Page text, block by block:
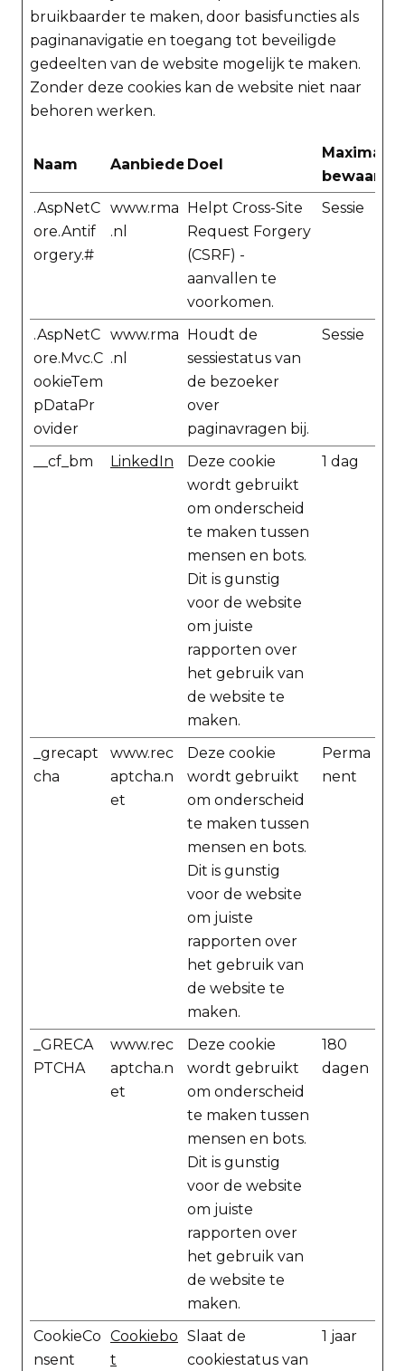
bruikbaarder te maken, door basisfuncties als
paginanavigatie en toegang tot beveiligde
gedeelten van de website mogelijk te maken.
Zonder deze cookies kan de website niet naar
behoren werken.
Naam AanbiederDoel
Maximale
.AspNetC
ore.Antif
orgery.#
www.rma
.nl
Helpt Cross-Site
Request Forgery
(CSRF) -
aanvallen te
voorkomen.
Sessie
.AspNetC
ore.Mvc.C
ookieTem
pDataPr
ovider
www.rma
.nl
Houdt de
sessiestatus van
de bezoeker
over
paginavragen bij.
Sessie
__cf_bm LinkedIn
Deze cookie
wordt gebruikt
om onderscheid
te maken tussen
mensen en bots.
Dit is gunstig
voor de website
om juiste
rapporten over
het gebruik van
de website te
maken.
1 dag
_grecapt
cha
www.rec
aptcha.n
et
Deze cookie
wordt gebruikt
om onderscheid
te maken tussen
mensen en bots.
Dit is gunstig
voor de website
om juiste
rapporten over
het gebruik van
de website te
maken.
Perma
nent
_GRECA
PTCHA
www.rec
aptcha.n
et
Deze cookie
wordt gebruikt
om onderscheid
te maken tussen
mensen en bots.
Dit is gunstig
voor de website
om juiste
rapporten over
het gebruik van
de website te
maken.
180
dagen
CookieCo
nsent
Cookiebo
t
Slaat de
cookiestatus van
1 jaar